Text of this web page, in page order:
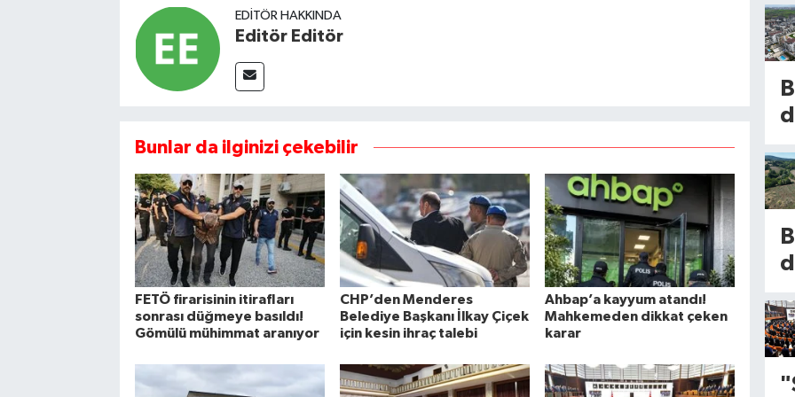
EDITÖR HAKKINDA
Editör Editör
Bunlar da ilginizi çekebilir
FETÖ firarisinin itirafları
sonrası düğmeye basıldı!
Gömülü mühimmat aranıyor
CHP’den Menderes
Belediye Başkanı İlkay Çiçek
için kesin ihraç talebi
Ahbap’a kayyum atandı!
Mahkemeden dikkat çeken
karar